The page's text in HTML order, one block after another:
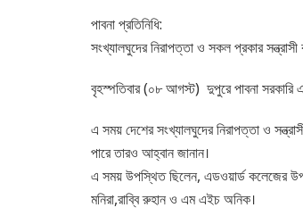
পাবনা প্রতিনিধি:
সংখ্যালঘুদের নিরাপত্তা ও সকল প্রকার
বৃহস্পতিবার (০৮ আগস্ট) দুপুরে পাবনা
এ সময় দেশের সংখ্যালঘুদের নিরাপত্তা ও
পারে তারও আহ্বান জানান।
এ সময় উপস্থিত ছিলেন, এডওয়ার্ড কলেজের
মনিরা,রাব্বি রুহান ও এম এইচ অনিক।